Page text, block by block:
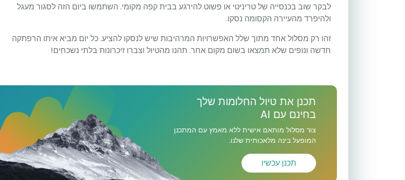
לבקר שוב בכנסייה של טריניטי או פשוט להירגע בבית קפה מקומי. השתמשו ביום הזה לסגור מעגל
ולהיפרד מהעיירה הקסומה נסקו.
זהו רק מסלול אחד מתוך שלל האפשרויות המרהיבות שיש לנסקו להציע. כל יום מביא איתו הרפתקה
חדשה ונופים שלא תמצאו בשום מקום אחר. תהנו מהטיול וצברו זיכרונות בלתי נשכחים!
תכנן את טיול החלומות שלך
בחינם עם AI
צור מסלול מותאם אישית ללא מאמץ עם המתכנן
המופעל בינה מלאכותית שלנו.
תכנן עכשיו